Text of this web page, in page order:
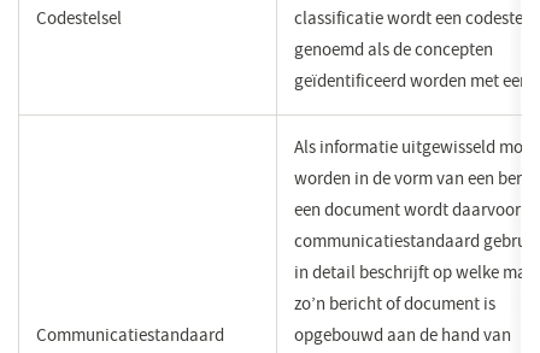
Codestelsel
classificatie wordt een
genoemd als de concepten
geïdentificeerd worden met een
Communicatiestandaard
Als informatie uitgewisseld moet
worden in de vorm van een
een document wordt daarvoor
communicatiestandaard
in detail beschrijft op welke
zo’n bericht of document is
opgebouwd aan de hand van